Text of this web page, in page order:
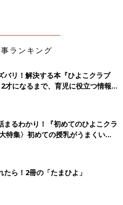
「国内債券型」の2種類のイン
のインデックスファンド」であれ
差はつきません。なぜなら、目
が同じであれば、どの会社が作
ど変わりません。
、わざわざ高い値段のものを買う
インデックスファンドを選ぶとき
たら、今と同じ内容のインデッ
トの商品が出てきたとき。
ランキング
バリ！解決する本『ひよこクラブ
になるまで、育児に役立つ情報が
まるわかり！『初めてのひよこクラ
特集〉初めての授乳がうまくい
ルクの基本と夏のトラブル 解決テ
ら！2冊の「たまひよ」